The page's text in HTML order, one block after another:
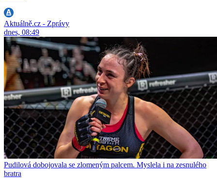
Aktuálně.cz - Zprávy
dnes, 08:49
Pudilová dobojovala se zlomeným palcem. Myslela i na zesnulého
bratra